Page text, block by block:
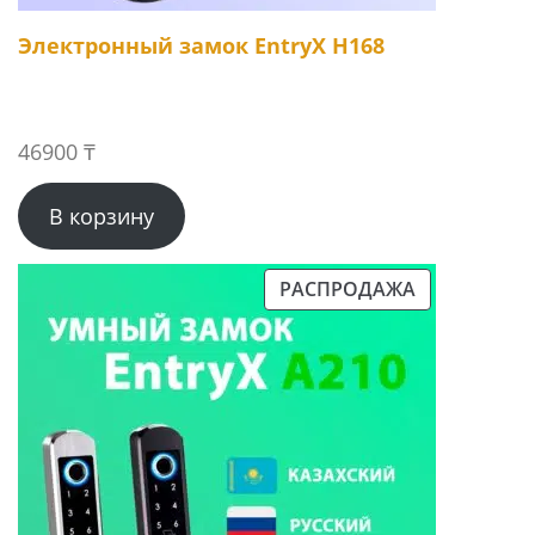
Электронный замок EntryX H168
46900 ₸
В корзину
РАСПРОДАЖА
ПРОДАВАЕМЫЙ
ТОВАР